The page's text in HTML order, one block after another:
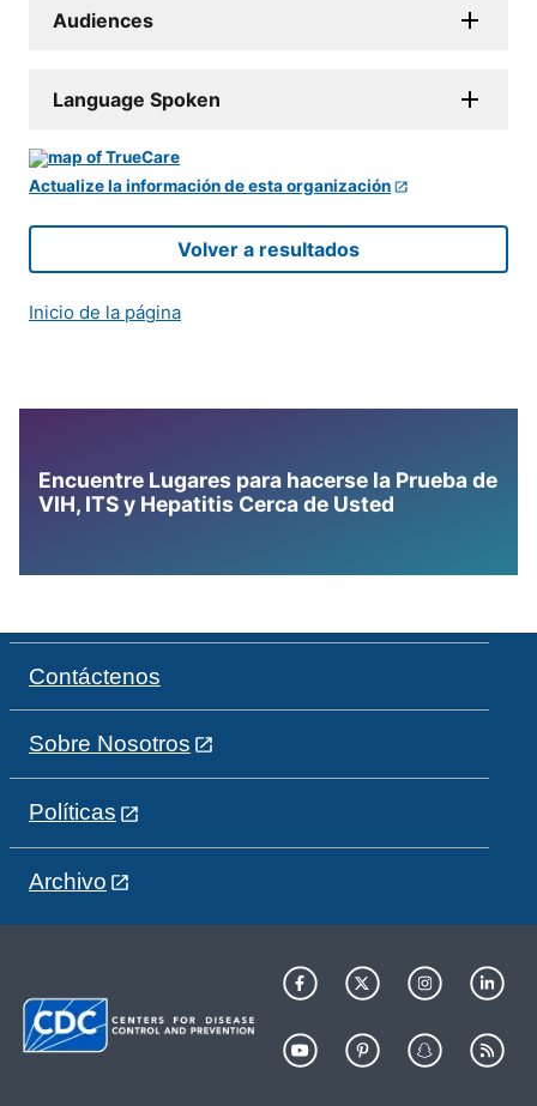
Audiences
Language Spoken
Actualize la información de esta organización
Volver a resultados
Inicio de la página
Encuentre Lugares para hacerse la Prueba de
VIH, ITS y Hepatitis Cerca de Usted
Contáctenos
Sobre Nosotros
Políticas
Archivo